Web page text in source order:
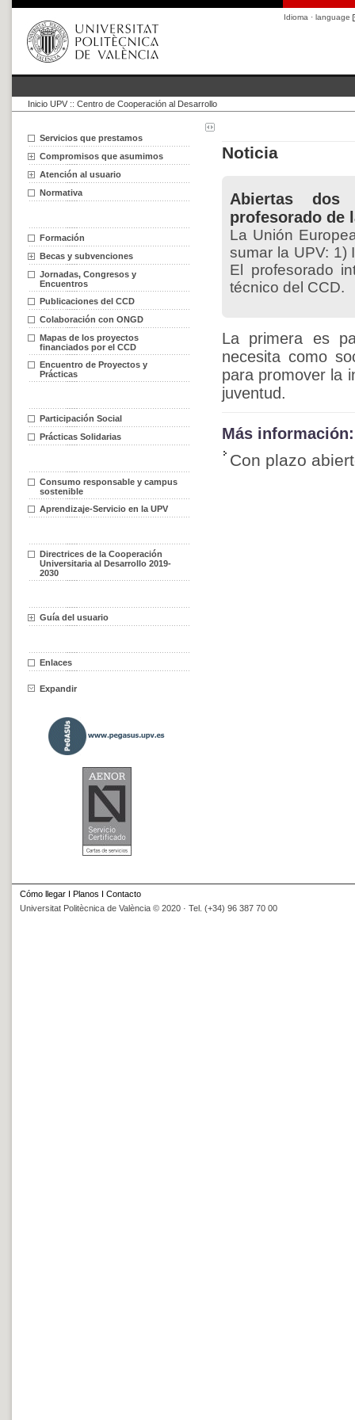
Idioma · language
Inicio UPV :: Centro de Cooperación al Desarrollo
Servicios que prestamos
Compromisos que asumimos
Atención al usuario
Normativa
Formación
Becas y subvenciones
Jornadas, Congresos y
Encuentros
Publicaciones del CCD
Colaboración con ONGD
Mapas de los proyectos
financiados por el CCD
Encuentro de Proyectos y
Prácticas
Participación Social
Prácticas Solidarias
Consumo responsable y campus
sostenible
Aprendizaje-Servicio en la UPV
Directrices de la Cooperación
Universitaria al Desarrollo 2019-
2030
Guía del usuario
Enlaces
Expandir
Noticia
Abiertas dos
profesorado de
La Unión
sumar la UPV: 1)
El profesorado
técnico del CCD.
La primera es
necesita como
para promover la
juventud.
Más información:
Con plazo
Cómo llegar I Planos I Contacto
Universitat Politècnica de València © 2020 · Tel. (+34) 96 387 70 00